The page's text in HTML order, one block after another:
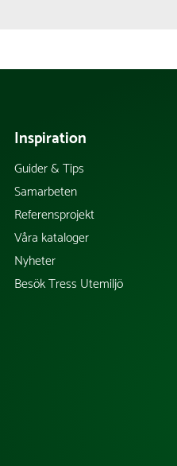
Inspiration
Guider & Tips
Samarbeten
Referensprojekt
Våra kataloger
Nyheter
Besök Tress Utemiljö